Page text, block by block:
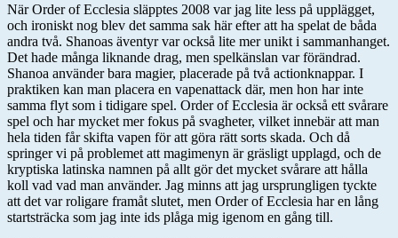
När Order of Ecclesia släpptes 2008 var jag lite less på upplägget,
och ironiskt nog blev det samma sak här efter att ha spelat de båda
andra två. Shanoas äventyr var också lite mer unikt i sammanhanget.
Det hade många liknande drag, men spelkänslan var förändrad.
Shanoa använder bara magier, placerade på två actionknappar. I
praktiken kan man placera en vapenattack där, men hon har inte
samma flyt som i tidigare spel. Order of Ecclesia är också ett svårare
spel och har mycket mer fokus på svagheter, vilket innebär att man
hela tiden får skifta vapen för att göra rätt sorts skada. Och då
springer vi på problemet att magimenyn är gräsligt upplagd, och de
kryptiska latinska namnen på allt gör det mycket svårare att hålla
koll vad vad man använder. Jag minns att jag ursprungligen tyckte
att det var roligare framåt slutet, men Order of Ecclesia har en lång
startsträcka som jag inte ids plåga mig igenom en gång till.